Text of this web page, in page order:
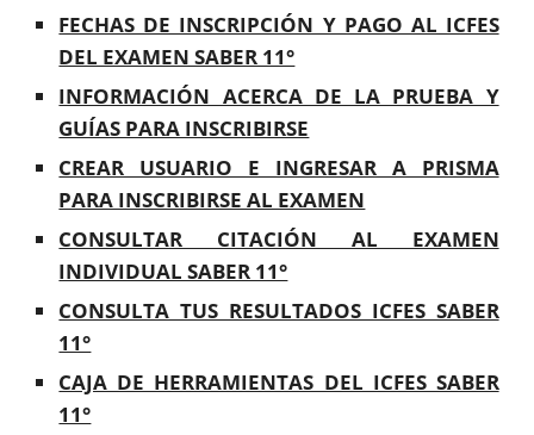
FECHAS DE INSCRIPCIÓN Y PAGO AL ICFES
DEL EXAMEN SABER 11°
INFORMACIÓN ACERCA DE LA PRUEBA Y
GUÍAS PARA INSCRIBIRSE
CREAR USUARIO E INGRESAR A PRISMA
PARA INSCRIBIRSE AL EXAMEN
CONSULTAR CITACIÓN AL EXAMEN
INDIVIDUAL SABER 11°
CONSULTA TUS RESULTADOS ICFES SABER
11°
CAJA DE HERRAMIENTAS DEL ICFES SABER
11°